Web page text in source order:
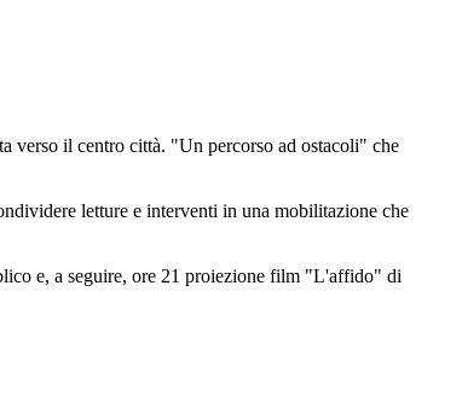
verso il centro città. "Un percorso ad ostacoli" che
letture e interventi in una mobilitazione che
e, a seguire, ore 21 proiezione film "L'affido" di